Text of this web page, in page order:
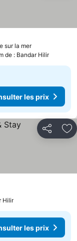
sur la merConsulter
les prix
de : Bandar Hilir
les prix
Partager
Hilir
les prix